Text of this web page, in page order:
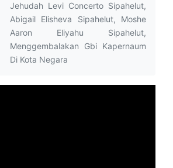
Jehudah Levi Concerto Sipahelut,
Abigail Elisheva Sipahelut, Moshe
Aaron Eliyahu Sipahelut,
Menggembalakan Gbi Kapernaum
Di Kota Negara